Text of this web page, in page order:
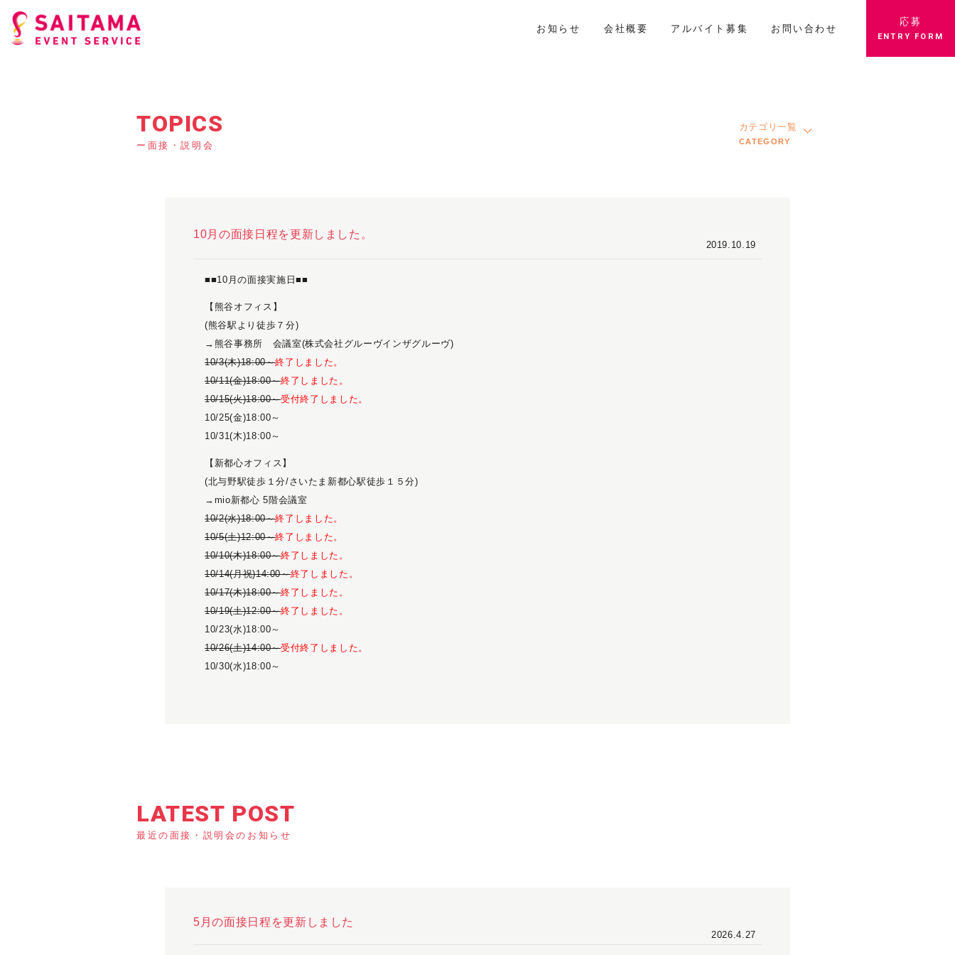
お知らせ 会社概要 アルバイト募集 お問い合わせ
応募
ENTRY FORM
TOPICS
ー面接・説明会
カテゴリ一覧
CATEGORY
10月の面接日程を更新しました。
2019.10.19
■■10月の面接実施日■■
【熊谷オフィス】
(熊谷駅より徒歩７分)
→熊谷事務所 会議室(株式会社グルーヴインザグルーヴ)
10/3(木)18:00～終了しました。
10/11(金)18:00～終了しました。
10/15(火)18:00～受付終了しました。
10/25(金)18:00～
10/31(木)18:00～
【新都心オフィス】
(北与野駅徒歩１分/さいたま新都心駅徒歩１５分)
→mio新都心 5階会議室
10/2(水)18:00～終了しました。
10/5(土)12:00～終了しました。
10/10(木)18:00～終了しました。
10/14(月祝)14:00～終了しました。
10/17(木)18:00～終了しました。
10/19(土)12:00～終了しました。
10/23(水)18:00～
10/26(土)14:00～受付終了しました。
10/30(水)18:00～
LATEST POST
最近の面接・説明会のお知らせ
5月の面接日程を更新しました
2026.4.27